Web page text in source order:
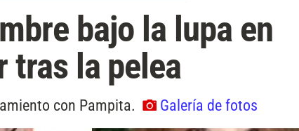
bajo la lupa en
tras la pelea
con Pampita. Galería de fotos